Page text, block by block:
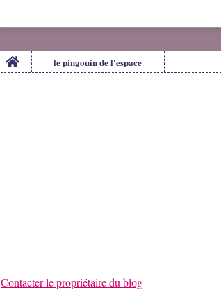
Home le pingouin de l'espace
Contacter le propriétaire du blog